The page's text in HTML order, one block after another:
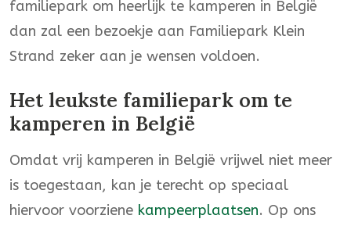
familiepark om heerlijk te kamperen in België
dan zal een bezoekje aan Familiepark Klein
Strand zeker aan je wensen voldoen.
Het leukste familiepark om te
kamperen in België
Omdat vrij kamperen in België vrijwel niet meer
is toegestaan, kan je terecht op speciaal
hiervoor voorziene kampeerplaatsen. Op ons